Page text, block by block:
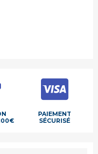
PAIEMENT
SÉCURISÉ